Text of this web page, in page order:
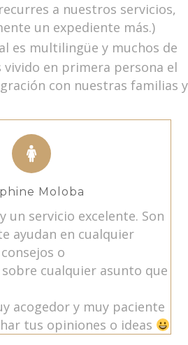
a nuestros servicios,
un expediente más.)
es multilingüe y muchos de
vivido en primera persona el
con nuestras familias y
Moloba
un servicio excelente. Son
ayudan en cualquier
o
cualquier asunto que
acogedor y muy paciente
tus opiniones o ideas